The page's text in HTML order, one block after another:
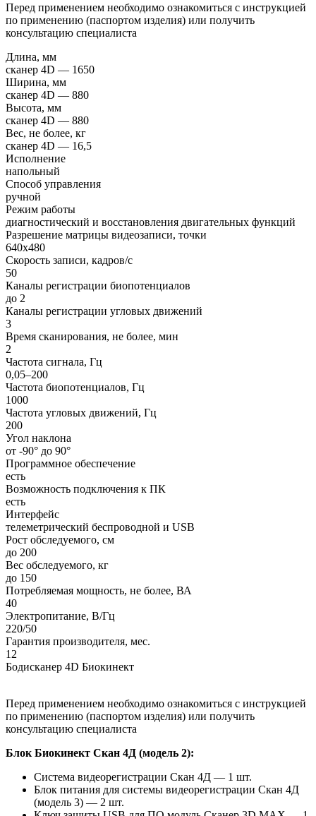
Перед применением необходимо ознакомиться с инструкцией
по применению (паспортом изделия) или получить
консультацию специалиста
Длина, мм
сканер 4D — 1650
Ширина, мм
сканер 4D — 880
Высота, мм
сканер 4D — 880
Вес, не более, кг
сканер 4D — 16,5
Исполнение
напольный
Способ управления
ручной
Режим работы
диагностический и восстановления двигательных функций
Разрешение матрицы видеозаписи, точки
640x480
Скорость записи, кадров/с
50
Каналы регистрации биопотенциалов
до 2
Каналы регистрации угловых движений
3
Время сканирования, не более, мин
2
Частота сигнала, Гц
0,05–200
Частота биопотенциалов, Гц
1000
Частота угловых движений, Гц
200
Угол наклона
от -90° до 90°
Программное обеспечение
есть
Возможность подключения к ПК
есть
Интерфейс
телеметрический беспроводной и USB
Рост обследуемого, см
до 200
Вес обследуемого, кг
до 150
Потребляемая мощность, не более, ВА
40
Электропитание, В/Гц
220/50
Гарантия производителя, мес.
12
Бодисканер 4D Биокинект
Перед применением необходимо ознакомиться с инструкцией
по применению (паспортом изделия) или получить
консультацию специалиста
Блок Биокинект Скан 4Д (модель 2):
Система видеорегистрации Скан 4Д — 1 шт.
Блок питания для системы видеорегистрации Скан 4Д
(модель 3) — 2 шт.